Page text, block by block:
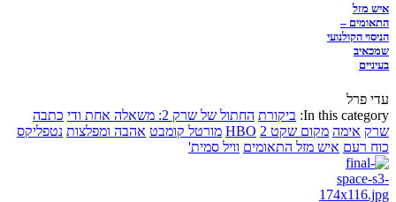
איש מזל
התאומים –
הניסוי הקולנועי
שמכאיב
בעיניים
עדי פרל
In this category: ביקורת החתול של שרק 2: משאלה אחת ודי
כתבה
שרק אימה מקום שקט 2 HBO מורטל קומבט אהבה ומפלצות נטפליקס
כוח רעם איש מזל התאומים וויל סמית'